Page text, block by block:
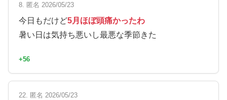
8. 匿名 2026/05/23
今日もだけど5月ほぼ頭痛かったわ
暑い日は気持ち悪いし最悪な季節きた
+56
22. 匿名 2026/05/23